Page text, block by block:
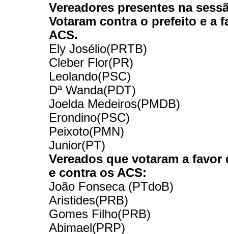
Vereadores presentes na
Votaram contra o prefeito e a
ACS.
Ely Josélio(PRTB)
Cleber Flor(PR)
Leolando(PSC)
Dª Wanda(PDT)
Joelda Medeiros(PMDB)
Erondino(PSC)
Peixoto(PMN)
Junior(PT)
Vereados que votaram a favor
e contra os ACS:
João Fonseca (PTdoB)
Aristides(PRB)
Gomes Filho(PRB)
Abimael(PRP)